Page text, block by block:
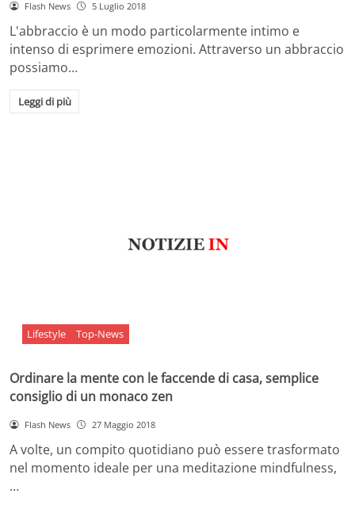
Flash News 5 Luglio 2018
L'abbraccio è un modo particolarmente intimo e
intenso di esprimere emozioni. Attraverso un abbraccio
possiamo…
Leggi di più
Lifestyle Top-News
Ordinare la mente con le faccende di casa, semplice
consiglio di un monaco zen
Flash News 27 Maggio 2018
A volte, un compito quotidiano può essere trasformato
nel momento ideale per una meditazione mindfulness,
…